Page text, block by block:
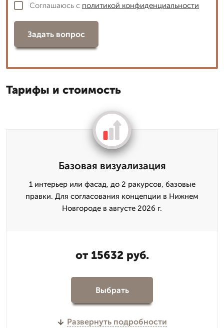
Соглашаюсь с политикой конфиденциальности
Задать вопрос
Тарифы и стоимость
Базовая визуализация
1 интерьер или фасад, до 2 ракурсов, базовые
правки. Для согласования концепции в Нижнем
Новгороде в августе 2026 г.
от 15632 руб.
Выбрать
Развернуть подробности